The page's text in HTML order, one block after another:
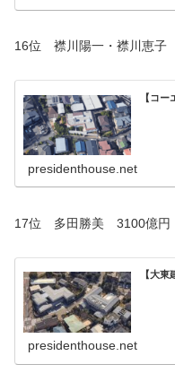
16位 襟川陽一・襟川恵
【コ
presidenthouse.net
17位 多田勝美 3100億円
【大
presidenthouse.net